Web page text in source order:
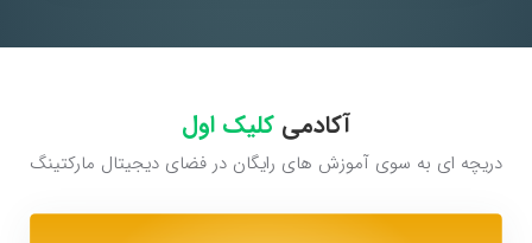
آکادمی کلیک اول
دریچه ای به سوی آموزش های رایگان در فضای دیجیتال مارکتینگ